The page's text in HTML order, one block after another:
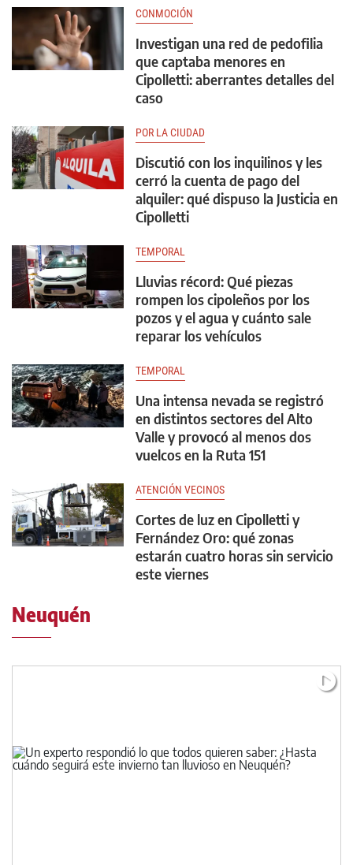
CONMOCIÓN
Investigan una red de pedofilia
que captaba menores en
Cipolletti: aberrantes detalles del
caso
POR LA CIUDAD
Discutió con los inquilinos y les
cerró la cuenta de pago del
alquiler: qué dispuso la Justicia en
Cipolletti
TEMPORAL
Lluvias récord: Qué piezas
rompen los cipoleños por los
pozos y el agua y cuánto sale
reparar los vehículos
TEMPORAL
Una intensa nevada se registró
en distintos sectores del Alto
Valle y provocó al menos dos
vuelcos en la Ruta 151
ATENCIÓN VECINOS
Cortes de luz en Cipolletti y
Fernández Oro: qué zonas
estarán cuatro horas sin servicio
este viernes
Neuquén